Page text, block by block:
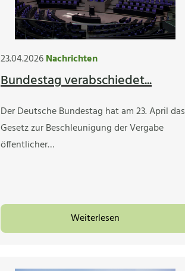
23.04.2026Nachrichten
Bundestag verabschiedet...
Der Deutsche Bundestag hat am 23. April das
Gesetz zur Beschleunigung der Vergabe
öffentlicher…
Weiterlesen